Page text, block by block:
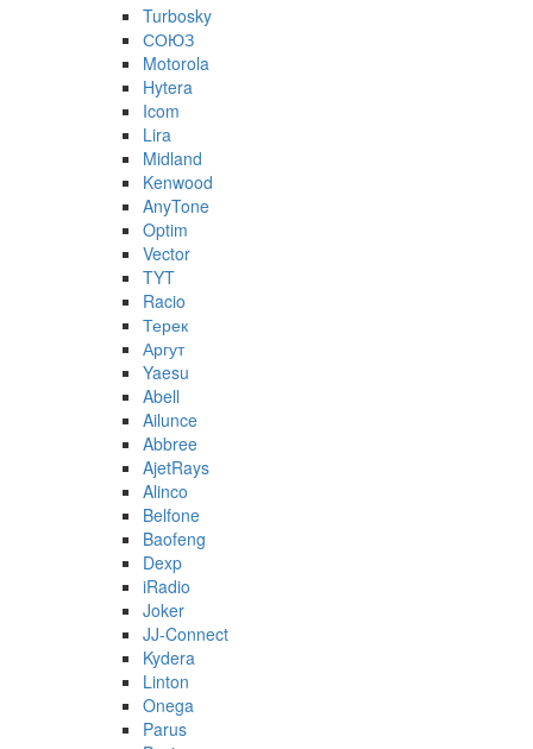
Turbosky
СОЮЗ
Motorola
Hytera
Icom
Lira
Midland
Kenwood
AnyTone
Optim
Vector
TYT
Racio
Терек
Аргут
Yaesu
Abell
Ailunce
Abbree
AjetRays
Alinco
Belfone
Baofeng
Dexp
iRadio
Joker
JJ-Connect
Kydera
Linton
Onega
Parus